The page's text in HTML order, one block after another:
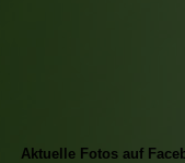
Aktuelle Fotos auf